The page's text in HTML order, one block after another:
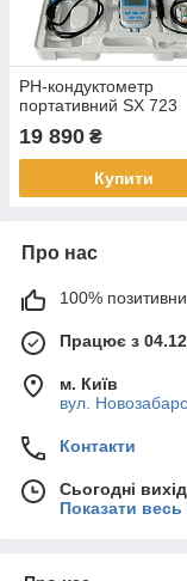
РН-кондуктометр
портативний SX 723
19 890 ₴
Купити
Про нас
100%
Працює з
м. Київ
вул.
Контакти
Сьогодні
Показати